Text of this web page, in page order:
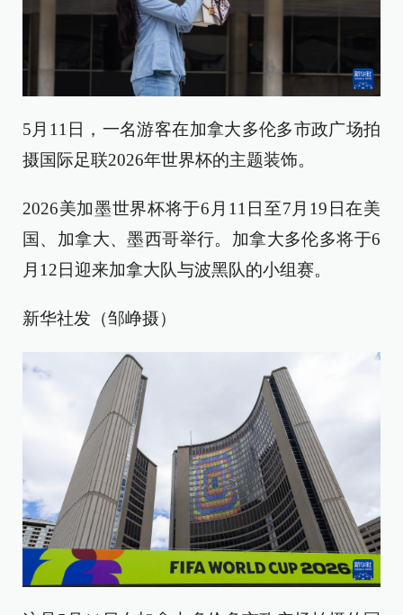
5月11日，一名游客在加拿大多伦多市政广场拍
摄国际足联2026年世界杯的主题装饰。
2026美加墨世界杯将于6月11日至7月19日在美
国、加拿大、墨西哥举行。加拿大多伦多将于6
月12日迎来加拿大队与波黑队的小组赛。
新华社发（邹峥摄）